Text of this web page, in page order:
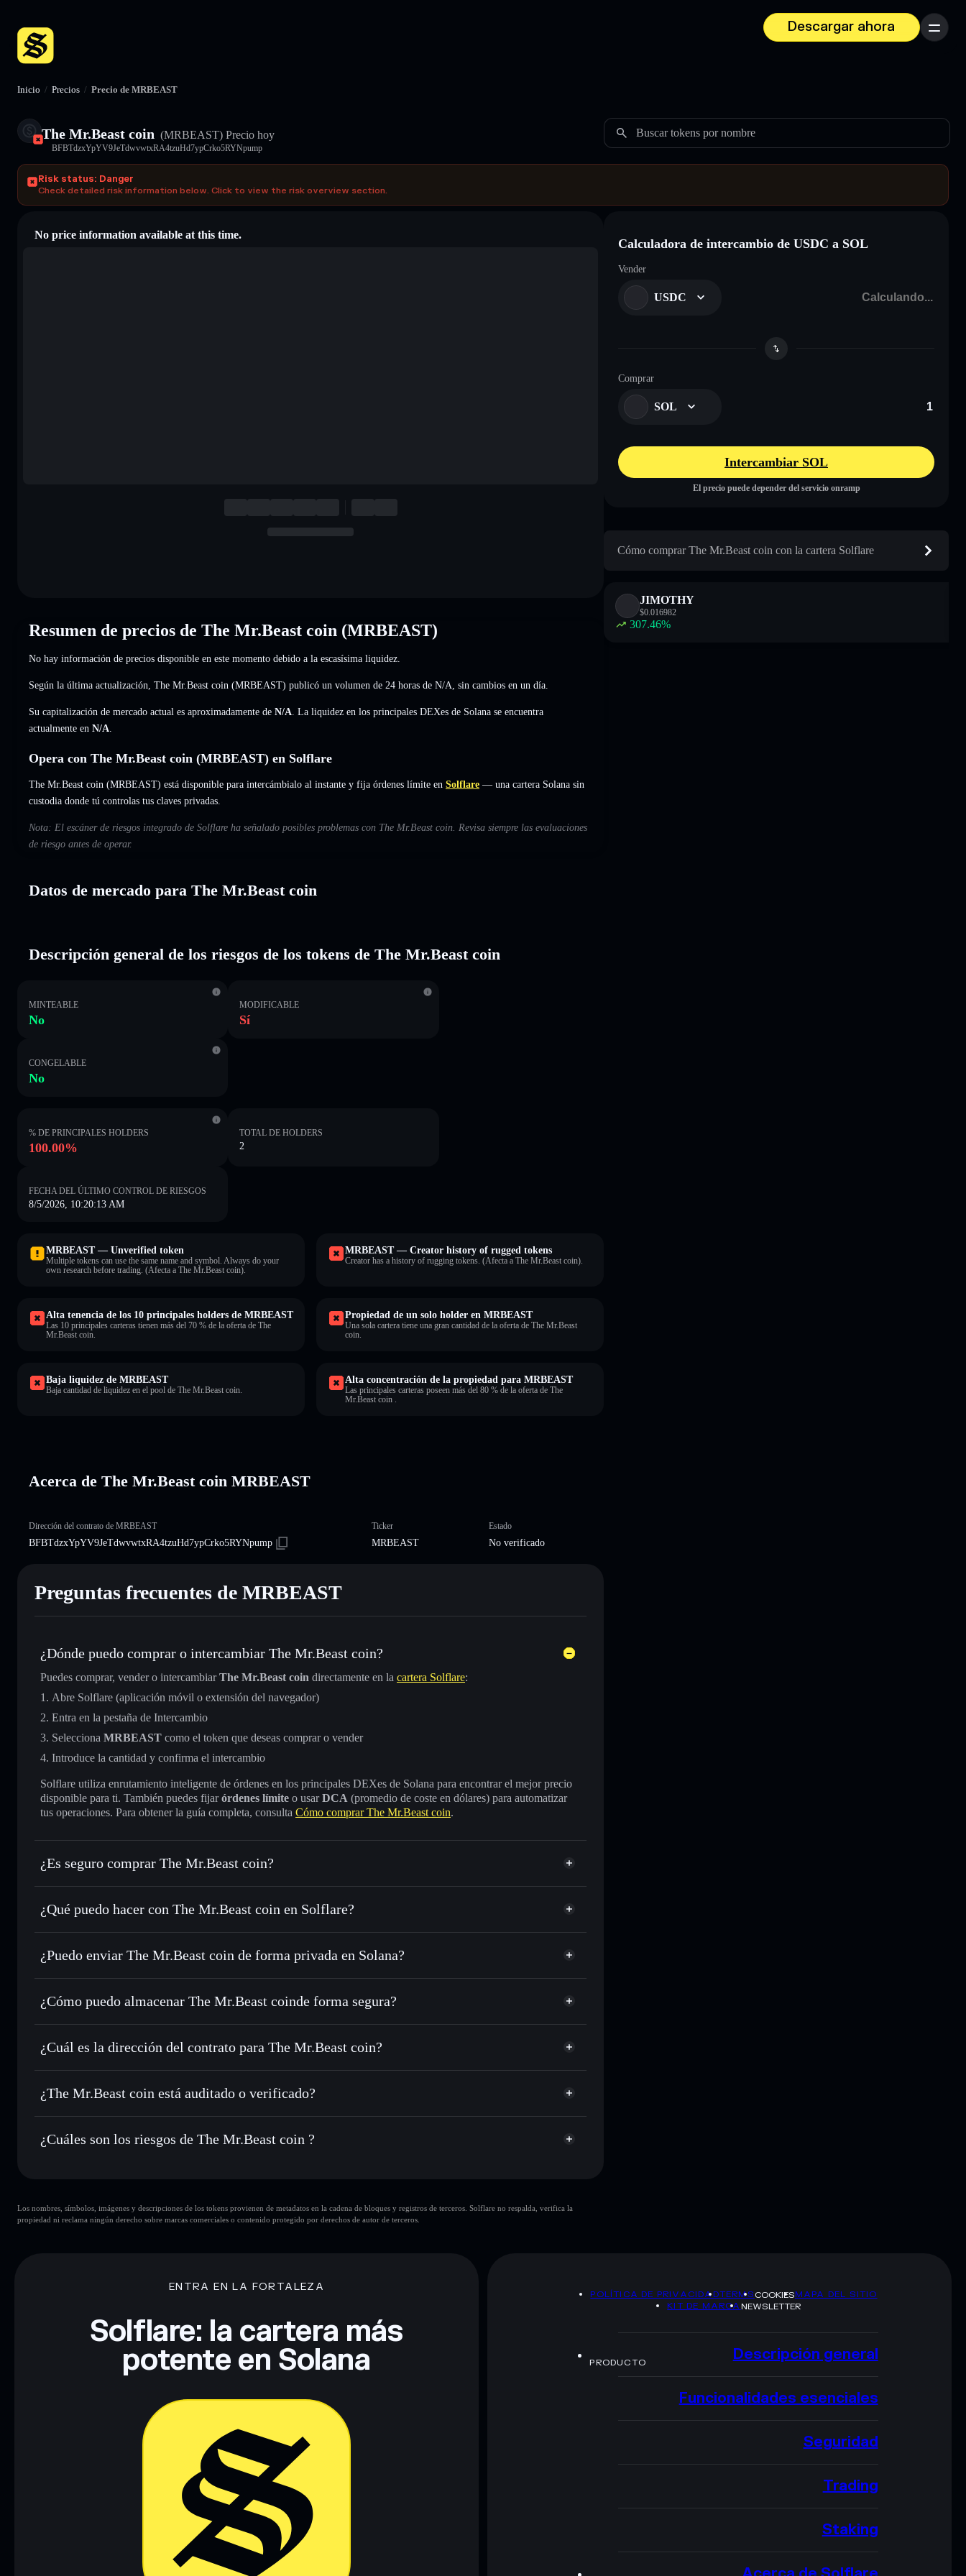
Descargar ahora
Menú
Inicio / Precios / Precio de MRBEAST
The Mr.Beast coin (MRBEAST) Precio hoy
BFBTdzxYpYV9JeTdwvwtxRA4tzuHd7ypCrko5RYNpump
Buscar tokens por nombre
Risk status: Danger
Check detailed risk information below. Click to view the risk overview section.
No price information available at this time.
Resumen de precios de The Mr.Beast coin (MRBEAST)
No hay información de precios disponible en este momento debido a la escasísima liquidez.
Según la última actualización, The Mr.Beast coin (MRBEAST) publicó un volumen de 24 horas de N/A sin cambios en un día.
Su capitalización de mercado actual es aproximadamente de N/A . La liquidez en los principales DEXes de Solana se encuentra
actualmente en N/A
Opera con The Mr.Beast coin (MRBEAST) en Solflare
The Mr.Beast coin (MRBEAST) está disponible para intercámbialo al instante y fija órdenes límite en Solflare — una cartera Solana sin
custodia donde tú controlas tus claves privadas.
Nota: El escáner de riesgos integrado de Solflare ha señalado posibles problemas con The Mr.Beast coin. Revisa siempre las evaluaciones
de riesgo antes de operar.
Datos de mercado para The Mr.Beast coin
Descripción general de los riesgos de los tokens de The Mr.Beast coin
MINTEABLE
No
MODIFICABLE
Sí
CONGELABLE
No
% DE PRINCIPALES HOLDERS
100.00%
TOTAL DE HOLDERS
2
FECHA DEL ÚLTIMO CONTROL DE RIESGOS
8/5/2026, 10:20:13 AM
MRBEAST — Unverified token
Multiple tokens can use the same name and symbol. Always do your
own research before trading. (Afecta a The Mr.Beast coin).
MRBEAST — Creator history of rugged tokens
Creator has a history of rugging tokens. (Afecta a The Mr.Beast coin).
Alta tenencia de los 10 principales holders de MRBEAST
Las 10 principales carteras tienen más del 70 % de la oferta de The
Mr.Beast coin.
Propiedad de un solo holder en MRBEAST
Una sola cartera tiene una gran cantidad de la oferta de The Mr.Beast
coin.
Baja liquidez de MRBEAST
Baja cantidad de liquidez en el pool de The Mr.Beast coin.
Alta concentración de la propiedad para MRBEAST
Las principales carteras poseen más del 80 % de la oferta de The
Mr.Beast coin .
Acerca de The Mr.Beast coin MRBEAST
Dirección del contrato de MRBEAST
BFBTdzxYpYV9JeTdwvwtxRA4tzuHd7ypCrko5RYNpump
Ticker
MRBEAST
Estado
No verificado
Preguntas frecuentes de MRBEAST
¿Dónde puedo comprar o intercambiar The Mr.Beast coin?
Puedes comprar, vender o intercambiarThe Mr.Beast coin directamente en la cartera Solflare:
Abre Solflare (aplicación móvil o extensión del navegador)
Entra en la pestaña de Intercambio
Selecciona MRBEAST como el token que deseas comprar o vender
Introduce la cantidad y confirma el intercambio
Solflare utiliza enrutamiento inteligente de órdenes en los principales DEXes de Solana para encontrar el mejor precio
disponible para ti. También puedes fijarórdenes límite o usarDCA (promedio de coste en dólares) para automatizar
tus operaciones. Para obtener la guía completa, consulta Cómo comprar The Mr.Beast coin.
¿Es seguro comprar The Mr.Beast coin?
The Mr.Beast coin no está verificado
¿Qué puedo hacer con The Mr.Beast coin en Solflare?
The Mr.Beast coin
cartera de Solflare
Intercambiar al instante: operar con MRBEAST para SOL, USDC o miles de otros tokens de Solana con
Utilizar DCA: promedio de coste en dólares en MRBEAST a lo largo del tiempo
Enviar de forma privada: transferir MRBEAST sin vincular públicamente las carteras usando el agregador de
privacidad integrado de Solflare
Holdear de forma segura: almacenar MRBEAST en una cartera sin custodia donde tú controla tus claves privadas
¿Puedo enviar The Mr.Beast coin de forma privada en Solana?
agregador de privacidad
¿Cómo puedo almacenar The Mr.Beast coinde forma segura?
The Mr.Beast coin cartera sin custodia Solflare
¿Cuál es la dirección del contrato para The Mr.Beast coin?
The Mr.Beast coin
BFBTdzxYpYV9JeTdwvwtxRA4tzuHd7ypCrko5RYNpump
Solflare
¿The Mr.Beast coin está auditado o verificado?
The Mr.Beast coin no está verificado actualmente
¿Cuáles son los riesgos de The Mr.Beast coin ?
10 principales carteras
The Mr.Beast coin
Los nombres, símbolos, imágenes y descripciones de los tokens provienen de metadatos en la cadena de bloques y registros de terceros. Solflare no respalda, verifica la
propiedad ni reclama ningún derecho sobre marcas comerciales o contenido protegido por derechos de autor de terceros.
Calculadora de intercambio de USDC a SOL
Vender
USDC
Comprar
SOL
Intercambiar SOL
El precio puede depender del servicio onramp
Cómo comprar The Mr.Beast coin con la cartera Solflare
JIMOTHY
$0.016982
307.46%
ENTRA EN LA FORTALEZA
Solflare: la cartera más
potente en Solana
POLÍTICA DE PRIVACIDADTERMSCOOKIESMAPA DEL SITIO
KIT DE MARCANEWSLETTER
PRODUCTO Descripción general
Funcionalidades esenciales
Seguridad
Trading
Staking